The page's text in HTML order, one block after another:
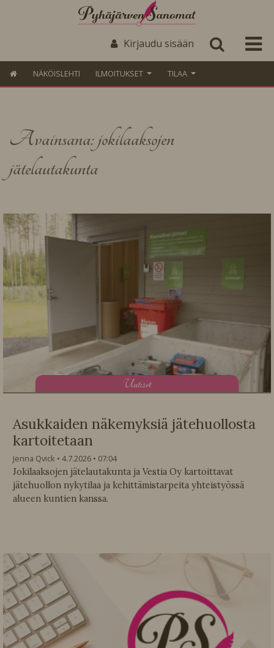
Kirjaudu sisään
NÄKÖISLEHTI ILMOITUKSET TILAA
Avainsana: jokilaaksojen
jätelautakunta
Uutiset
Asukkaiden näkemyksiä jätehuollosta
kartoitetaan
Jenna Qvick 4.7.2026
07:04
Jokilaaksojen jätelautakunta ja Vestia Oy kartoittavat
jätehuollon nykytilaa ja kehittämistarpeita yhteistyössä
alueen kuntien kanssa.